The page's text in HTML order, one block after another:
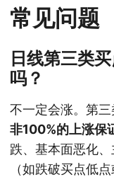
常见问题
日线第三类
吗？
不一定会涨。第
非100%的上涨保
跌、基本面恶化
（如跌破买点低